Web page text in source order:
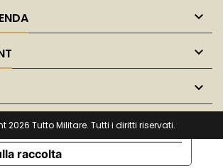



2026 Tutto Militare. Tutti i diritti riservati.
raccolta
relative alla privacy